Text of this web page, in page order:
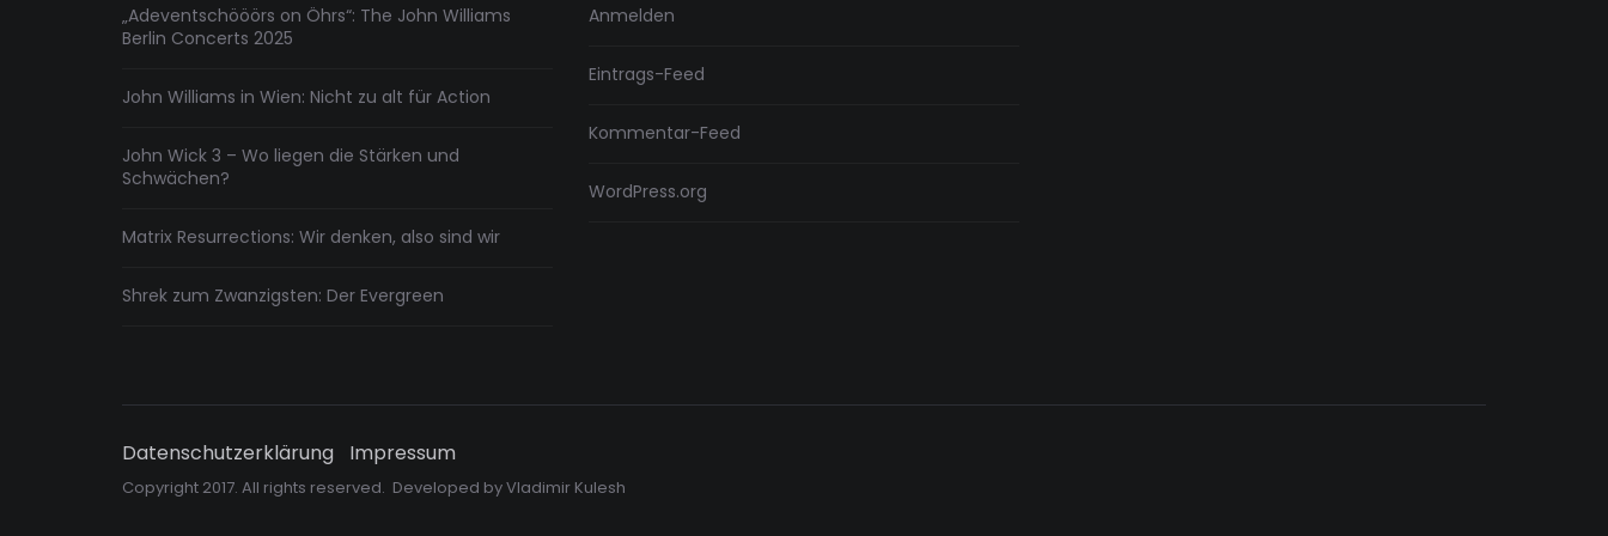
„Adeventschööörs on Öhrs“: The John Williams
Berlin Concerts 2025
John Williams in Wien: Nicht zu alt für Action
John Wick 3 – Wo liegen die Stärken und
Schwächen?
Matrix Resurrections: Wir denken, also sind wir
Shrek zum Zwanzigsten: Der Evergreen
Anmelden
Eintrags-Feed
Kommentar-Feed
WordPress.org
Datenschutzerklärung Impressum
Copyright 2017. All rights reserved. Developed byVladimir Kulesh